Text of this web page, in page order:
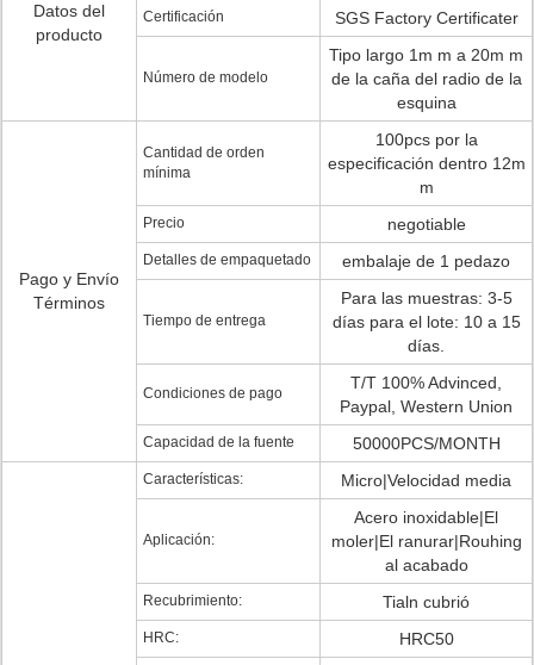
Datos del
producto
Certificación SGS Factory Certificater
Número de modelo
Tipo largo 1m m a 20m m
de la caña del radio de la
esquina
Pago y Envío
Términos
Cantidad de orden
mínima
100pcs por la
especificación dentro 12m
m
Precio negotiable
Detalles de empaquetado embalaje de 1 pedazo
Tiempo de entrega
Para las muestras: 3-5
días para el lote: 10 a 15
días.
Condiciones de pago
T/T 100% Advinced,
Paypal, Western Union
Capacidad de la fuente 50000PCS/MONTH
Características: Micro|Velocidad media
Aplicación:
Acero inoxidable|El
moler|El ranurar|Rouhing
al acabado
Recubrimiento: Tialn cubrió
HRC: HRC50